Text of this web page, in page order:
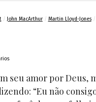
/ John MacArthur/ Martin Lloyd-Jones/
seu amor por Deus,
“Eu não